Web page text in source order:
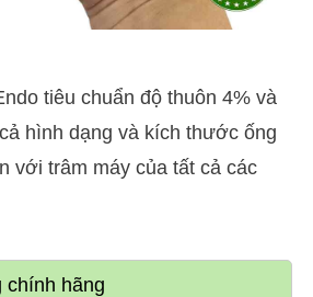
tiêu chuẩn độ thuôn 4% và
hình dạng và kích thước ống
với trâm máy của tất cả các
hãng